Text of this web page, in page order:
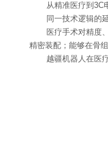
从精准医疗到3C
同一技术逻辑的
医疗手术对精度、
精密装配；能够在骨
越疆机器人在医疗